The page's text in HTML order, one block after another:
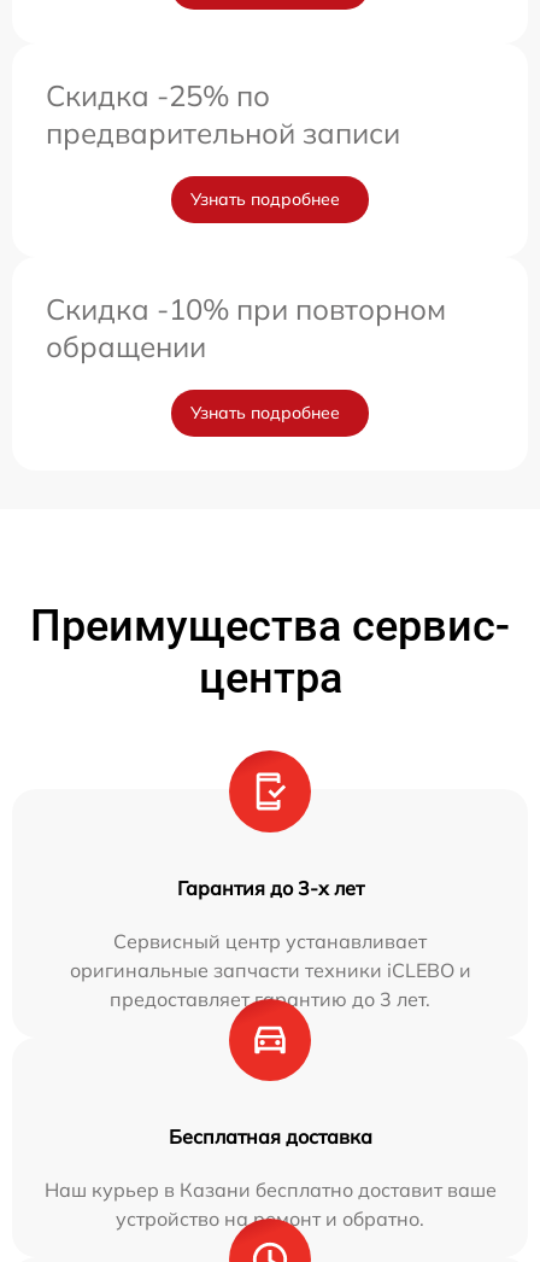
Скидка -25% по
предварительной записи
Узнать подробнее
Скидка -10% при повторном
обращении
Узнать подробнее
Преимущества сервис-
центра
Гарантия до 3-х лет
Сервисный центр устанавливает
оригинальные запчасти техники iCLEBO и
предоставляет гарантию до 3 лет.
Бесплатная доставка
Наш курьер в Казани бесплатно доставит ваше
устройство на ремонт и обратно.